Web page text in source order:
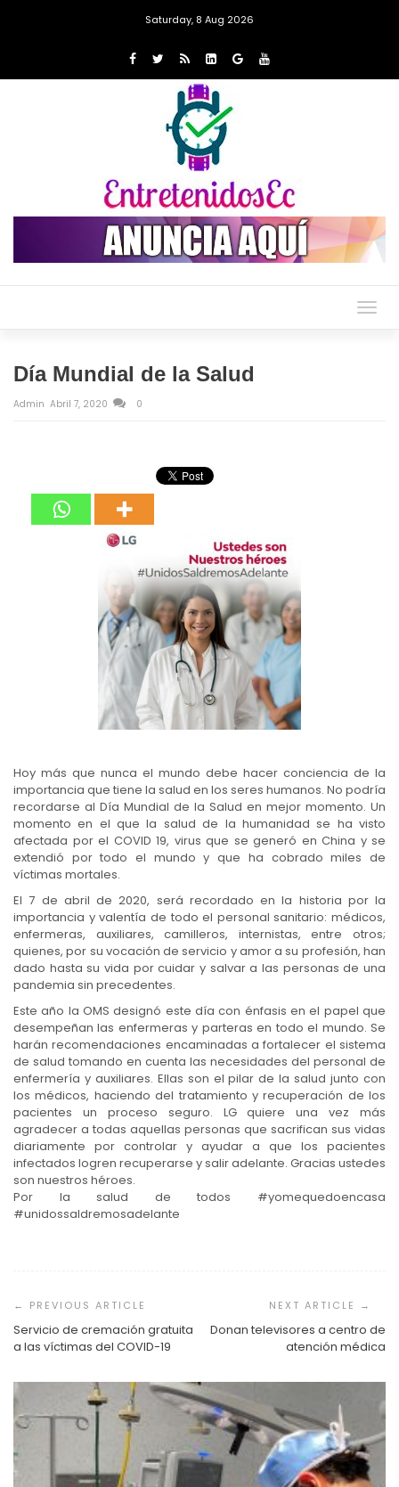
Saturday, 8 Aug 2026
Día Mundial de la Salud
Admin Abril 7, 2020 0
Hoy más que nunca el mundo debe hacer conciencia de la
importancia que tiene la salud en los seres humanos. No podría
recordarse al Día Mundial de la Salud en mejor momento. Un
momento en el que la salud de la humanidad se ha visto
afectada por el COVID 19, virus que se generó en China y se
extendió por todo el mundo y que ha cobrado miles de
víctimas mortales.
El 7 de abril de 2020, será recordado en la historia por la
importancia y valentía de todo el personal sanitario: médicos,
enfermeras, auxiliares, camilleros, internistas, entre otros;
quienes, por su vocación de servicio y amor a su profesión, han
dado hasta su vida por cuidar y salvar a las personas de una
pandemia sin precedentes.
Este año la OMS designó este día con énfasis en el papel que
desempeñan las enfermeras y parteras en todo el mundo. Se
harán recomendaciones encaminadas a fortalecer el sistema
de salud tomando en cuenta las necesidades del personal de
enfermería y auxiliares. Ellas son el pilar de la salud junto con
los médicos, haciendo del tratamiento y recuperación de los
pacientes un proceso seguro. LG quiere una vez más
agradecer a todas aquellas personas que sacrifican sus vidas
diariamente por controlar y ayudar a que los pacientes
infectados logren recuperarse y salir adelante. Gracias ustedes
son nuestros héroes.
Por la salud de todos #yomequedoencasa
#unidossaldremosadelante
de
entradas
Servicio de cremación gratuita
a las víctimas del COVID-19
Donan televisores a centro de
atención médica